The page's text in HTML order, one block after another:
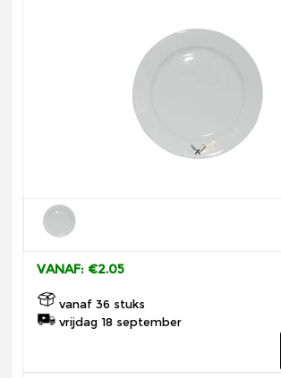
VANAF: €2.05
vanaf 36 stuks
vrijdag 18 september